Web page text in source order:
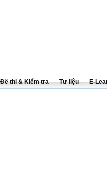
Đề thi & Kiểm tra Tư liệu E-